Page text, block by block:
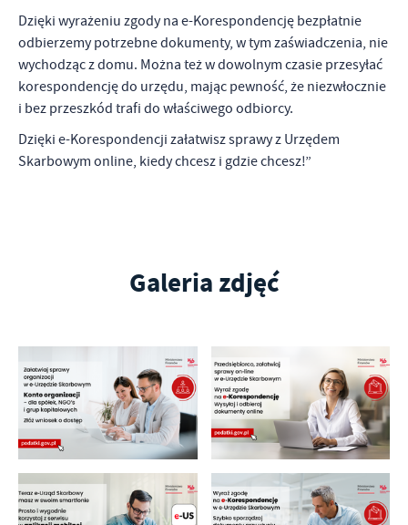
Dzięki wyrażeniu zgody na e-Korespondencję bezpłatnie
odbierzemy potrzebne dokumenty, w tym zaświadczenia, nie
wychodząc z domu. Można też w dowolnym czasie przesyłać
korespondencję do urzędu, mając pewność, że niezwłocznie
i bez przeszkód trafi do właściwego odbiorcy.
Dzięki e-Korespondencji załatwisz sprawy z Urzędem
Skarbowym online, kiedy chcesz i gdzie chcesz!”
Galeria zdjęć